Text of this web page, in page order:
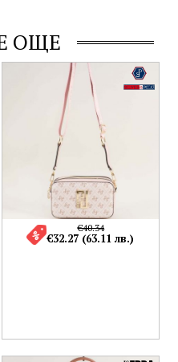
ОЩЕ
€40.34
€32.27 (63.11 лв.)